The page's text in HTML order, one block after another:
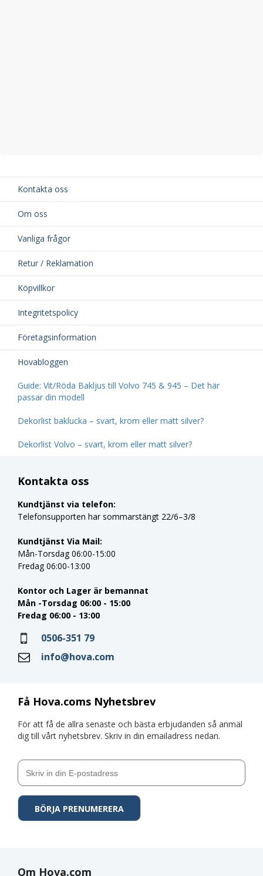
Kontakta oss
Om oss
Vanliga frågor
Retur / Reklamation
Köpvillkor
Integritetspolicy
Företagsinformation
Hovabloggen
Guide: Vit/Röda Bakljus till Volvo 745 & 945 – Det här
passar din modell
Dekorlist baklucka – svart, krom eller matt silver?
Dekorlist Volvo – svart, krom eller matt silver?
Få Hova.coms Nyhetsbrev
För att få de allra senaste och bästa erbjudanden så anmäl
dig till vårt nyhetsbrev. Skriv in din emailadress nedan.
Kontakta oss
Kundtjänst via telefon:
Telefonsupporten har sommarstängt 22/6–3/8
Kundtjänst Via Mail:
Mån-Torsdag 06:00-15:00
Fredag 06:00-13:00
Kontor och Lager är bemannat
Mån -Torsdag 06:00 - 15:00
Fredag 06:00 - 13:00
0506-351 79
info@hova.com
Om Hova.com